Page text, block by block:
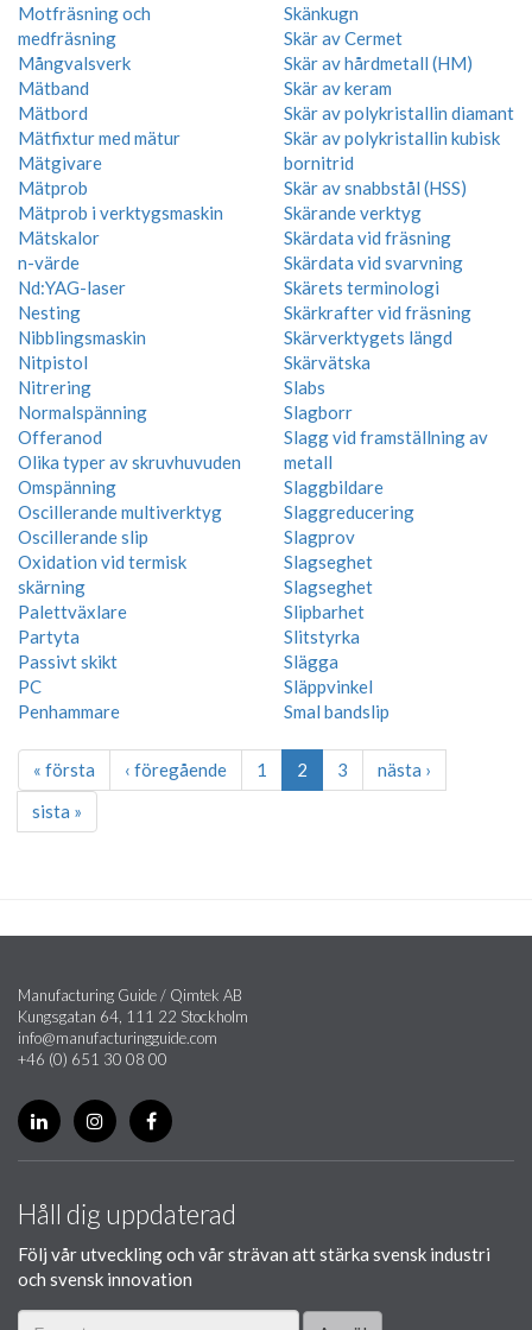
Motfräsning och
medfräsning
Mångvalsverk
Mätband
Mätbord
Mätfixtur med mätur
Mätgivare
Mätprob
Mätprob i verktygsmaskin
Mätskalor
n-värde
Nd:YAG-laser
Nesting
Nibblingsmaskin
Nitpistol
Nitrering
Normalspänning
Offeranod
Olika typer av skruvhuvuden
Omspänning
Oscillerande multiverktyg
Oscillerande slip
Oxidation vid termisk
skärning
Palettväxlare
Partyta
Passivt skikt
PC
Penhammare
Skänkugn
Skär av Cermet
Skär av hårdmetall (HM)
Skär av keram
Skär av polykristallin diamant
Skär av polykristallin kubisk
bornitrid
Skär av snabbstål (HSS)
Skärande verktyg
Skärdata vid fräsning
Skärdata vid svarvning
Skärets terminologi
Skärkrafter vid fräsning
Skärverktygets längd
Skärvätska
Slabs
Slagborr
Slagg vid framställning av
metall
Slaggbildare
Slaggreducering
Slagprov
Slagseghet
Slagseghet
Slipbarhet
Slitstyrka
Slägga
Släppvinkel
Smal bandslip
« första ‹ föregående 1 2 3
nästa ›
sista »
Manufacturing Guide / Qimtek AB
Kungsgatan 64, 111 22 Stockholm
info@manufacturingguide.com
+46 (0) 651 30 08 00
Håll dig uppdaterad
Följ vår utveckling och vår strävan att stärka svensk industri
och svensk innovation